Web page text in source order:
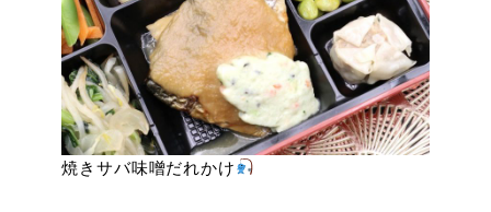
焼きサバ味噌だれかけ